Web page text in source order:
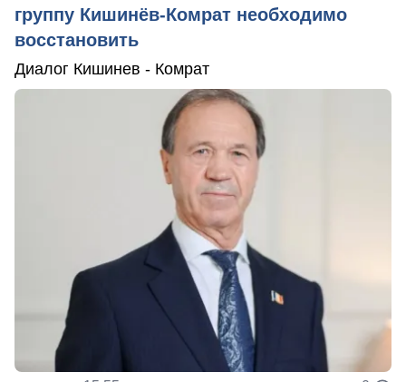
группу Кишинёв-Комрат необходимо
восстановить
Диалог Кишинев - Комрат